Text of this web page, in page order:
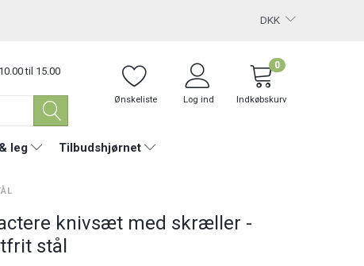
DKK
til 15.00
Ønskeliste Log ind Indkøbskurv
0
leg Tilbudshjørnet
knivsæt med skræller -
stål